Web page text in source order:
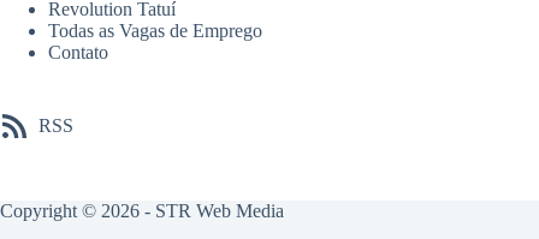
Revolution Tatuí
Todas as Vagas de Emprego
Contato
RSS
Copyright © 2026 - STR Web Media